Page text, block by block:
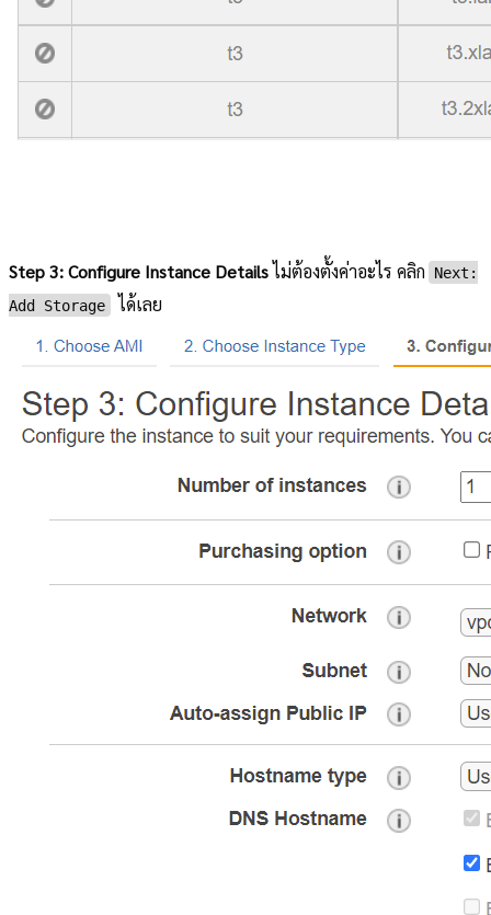
Step 3: Configure Instance Detailsไม่ต้องตั้งค่าอะไร คลิก
Next:
Add Storage
ได้เลย